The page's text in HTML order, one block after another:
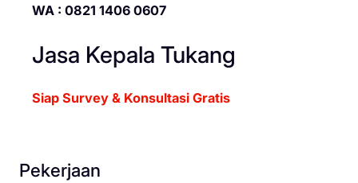
WA : 0821 1406 0607
Jasa Kepala Tukang
Siap Survey & Konsultasi Gratis
Pekerjaan